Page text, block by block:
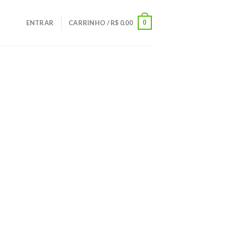
ENTRAR CARRINHO /R$ 0.00 0